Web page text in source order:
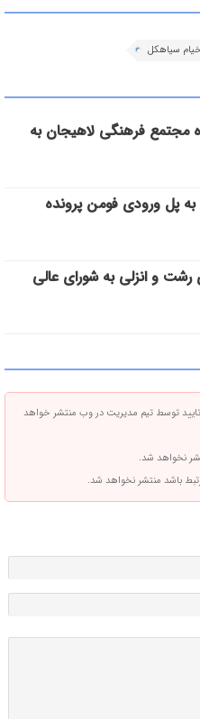
سیاهکل
مجتمع فرهنگی لاهیجان به
پل ورودی فومن پرونده
رشت و انزلی به شورای عالی
توسط تیم مدیریت در وب منتشر خواهد
نخواهد شد.
باشد منتشر نخواهد شد.